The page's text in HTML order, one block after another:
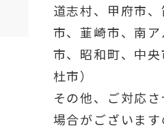
道志村、 甲府市
市、韮崎市、南
市、昭和町、中
杜市）
その他、ご対応
場合がございま